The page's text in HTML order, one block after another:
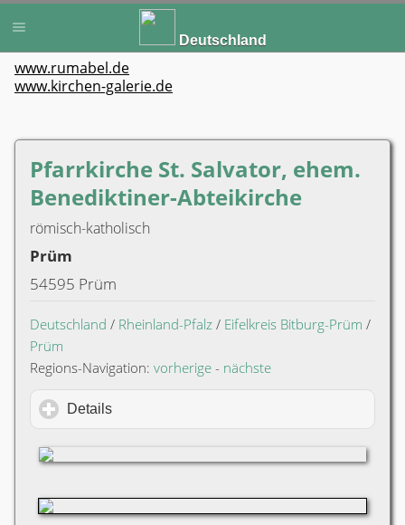
Deutschland
www.rumabel.de
www.kirchen-galerie.de
Pfarrkirche St. Salvator, ehem.
Benediktiner-Abteikirche
römisch-katholisch
Prüm
54595 Prüm
Deutschland / Rheinland-Pfalz / Eifelkreis Bitburg-Prüm /
Prüm
Regions-Navigation: vorherige - nächste
Details